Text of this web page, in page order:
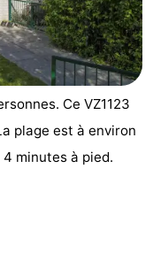
Ce VZ1123
plage est à environ
minutes à pied.